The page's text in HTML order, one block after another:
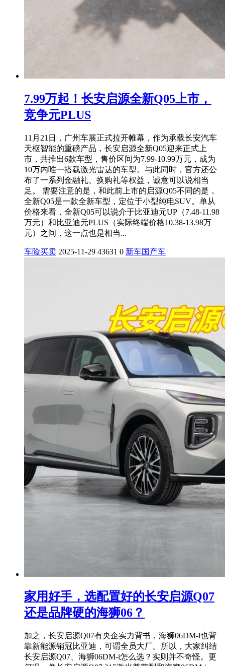
7.99万起！长安启源全新Q05上市，
竞争元PLUS
11月21日，广州车展正式拉开帷幕，作为承载长安汽车
天枢智能的重磅产品，长安启源全新Q05迎来正式上
市，共推出6款车型，售价区间为7.99-10.99万元，成为
10万内唯一搭载激光雷达的车型。与此同时，官方还公
布了一系列金融礼、换购礼等权益，诚意可以说相当
足。 需要注意的是，和此前上市的启源Q05不同的是，
全新Q05是一款全新车型，定位于小型纯电SUV。单从
价格来看，全新Q05可以说介于比亚迪元UP（7.48-11.98
万元）和比亚迪元PLUS（实际终端价格10.38-13.98万
元）之间，这一点也是相当...
车险买卖 2025-11-29 43631 0 新车国产车
家用好手，选配置好的长安启源Q07
还是品牌硬的海狮06？
加之，长安启源Q07有央企实力背书，海狮06DM-i也背
靠新能源销冠比亚迪，可谓全员大厂。所以，大家纠结
长安启源Q07、海狮06DM-i怎么选？实则并不奇怪。更